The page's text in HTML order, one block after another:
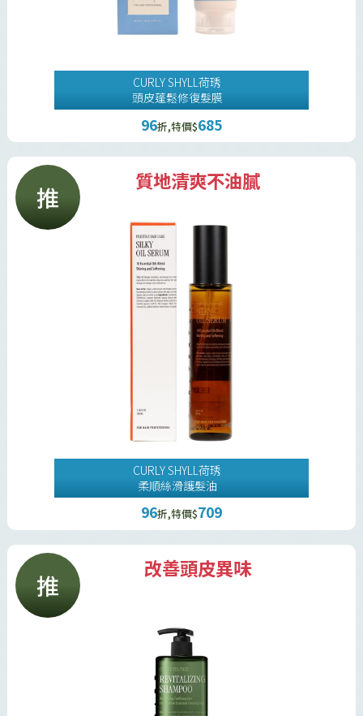
CURLY SHYLL荷琇
頭皮蓬鬆修復髮膜
96折,特價$685
質地清爽不油膩
推
CURLY SHYLL荷琇
柔順絲滑護髮油
96折,特價$709
改善頭皮異味
推